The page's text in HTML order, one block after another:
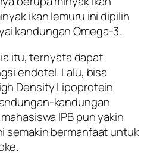
ikan lemuru ini dipilih
kandungan Omega-3.
itu, ternyata dapat
endotel. Lalu, bisa
Density Lipoprotein
kandungan
IPB pun yakin
semakin bermanfaat untuk